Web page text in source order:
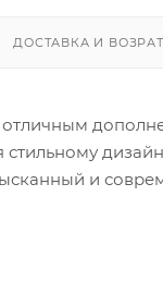
ДОСТАВКА И ВОЗРАТ
и